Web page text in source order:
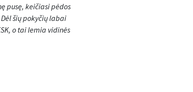
pusę, keičiasi pėdos
šių pokyčių labai
o tai lemia vidinės